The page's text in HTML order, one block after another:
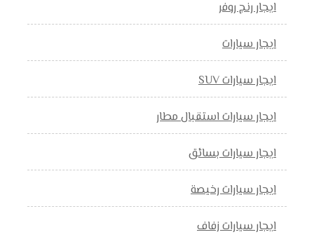
ايجار رنج روفر
ايجار سيارات
ايجار سيارات SUV
ايجار سيارات استقبال مطار
ايجار سيارات بسائق
ايجار سيارات رخيصة
ايجار سيارات زفاف